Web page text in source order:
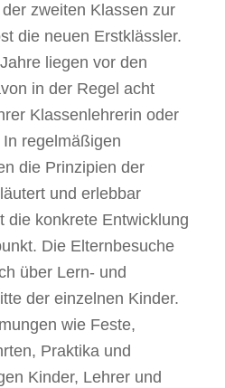
zweiten Klassen zur
die neuen Erstklässler.
liegen vor den
in der Regel acht
Klassenlehrerin oder
regelmäßigen
die Prinzipien der
und erlebbar
die konkrete Entwicklung
Die Elternbesuche
über Lern- und
der einzelnen Kinder.
wie Feste,
Praktika und
Kinder, Lehrer und